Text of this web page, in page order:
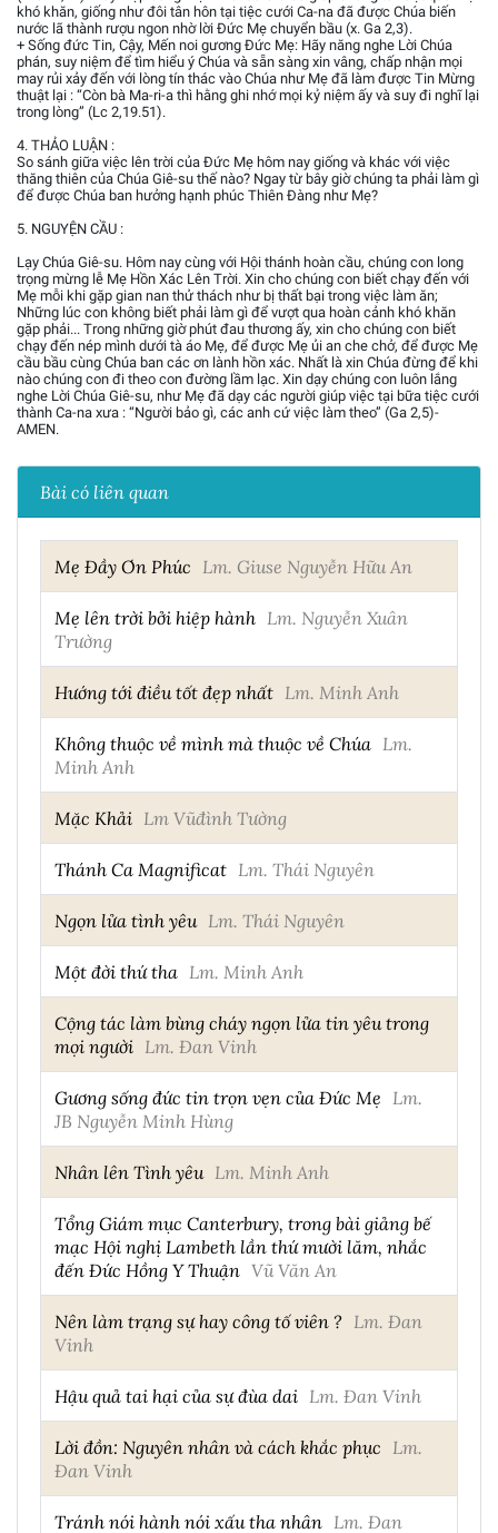
khó khăn, giống như đôi tân hôn tại tiệc cưới Ca-na đã được Chúa biến
nước lã thành rượu ngon nhờ lời Đức Mẹ chuyển bầu (x. Ga 2,3).
+ Sống đức Tin, Cậy, Mến noi gương Đức Mẹ: Hãy năng nghe Lời Chúa
phán, suy niệm để tìm hiểu ý Chúa và sẵn sàng xin vâng, chấp nhận mọi
may rủi xảy đến với lòng tín thác vào Chúa như Mẹ đã làm được Tin Mừng
thuật lại : “Còn bà Ma-ri-a thì hằng ghi nhớ mọi kỷ niệm ấy và suy đi nghĩ lại
trong lòng” (Lc 2,19.51).
4. THẢO LUẬN :
So sánh giữa việc lên trời của Đức Mẹ hôm nay giống và khác với việc
thăng thiên của Chúa Giê-su thế nào? Ngay từ bây giờ chúng ta phải làm gì
để được Chúa ban hưởng hạnh phúc Thiên Đàng như Mẹ?
5. NGUYỆN CẦU :
Lạy Chúa Giê-su. Hôm nay cùng với Hội thánh hoàn cầu, chúng con long
trọng mừng lễ Mẹ Hồn Xác Lên Trời. Xin cho chúng con biết chạy đến với
Mẹ mỗi khi gặp gian nan thử thách như bị thất bại trong việc làm ăn;
Những lúc con không biết phải làm gì để vượt qua hoàn cảnh khó khăn
gặp phải... Trong những giờ phút đau thương ấy, xin cho chúng con biết
chạy đến nép mình dưới tà áo Mẹ, để được Mẹ ủi an che chở, để được Mẹ
cầu bầu cùng Chúa ban các ơn lành hồn xác. Nhất là xin Chúa đừng để khi
nào chúng con đi theo con đường lầm lạc. Xin dạy chúng con luôn lắng
nghe Lời Chúa Giê-su, như Mẹ đã dạy các người giúp việc tại bữa tiệc cưới
thành Ca-na xưa : “Người bảo gì, các anh cứ việc làm theo” (Ga 2,5)-
AMEN.
Bài có liên quan
Mẹ Đầy Ơn Phúc Lm. Giuse Nguyễn Hữu An
Mẹ lên trời bởi hiệp hành Lm. Nguyễn Xuân
Trường
Hướng tới điều tốt đẹp nhất Lm. Minh Anh
Không thuộc về mình mà thuộc về Chúa Lm.
Minh Anh
Mặc Khải Lm Vũđình Tường
Thánh Ca Magnificat Lm. Thái Nguyên
Ngọn lửa tình yêu Lm. Thái Nguyên
Một đời thứ tha Lm. Minh Anh
Cộng tác làm bùng cháy ngọn lửa tin yêu trong
mọi người Lm. Đan Vinh
Gương sống đức tin trọn vẹn của Đức Mẹ Lm.
JB Nguyễn Minh Hùng
Nhân lên Tình yêu Lm. Minh Anh
Tổng Giám mục Canterbury, trong bài giảng bế
mạc Hội nghị Lambeth lần thứ mười lăm, nhắc
đến Đức Hồng Y Thuận Vũ Văn An
Nên làm trạng sự hay công tố viên ? Lm. Đan
Vinh
Hậu quả tai hại của sự đùa dai Lm. Đan Vinh
Lời đồn: Nguyên nhân và cách khắc phục Lm.
Đan Vinh
Tránh nói hành nói xấu tha nhân Lm. Đan